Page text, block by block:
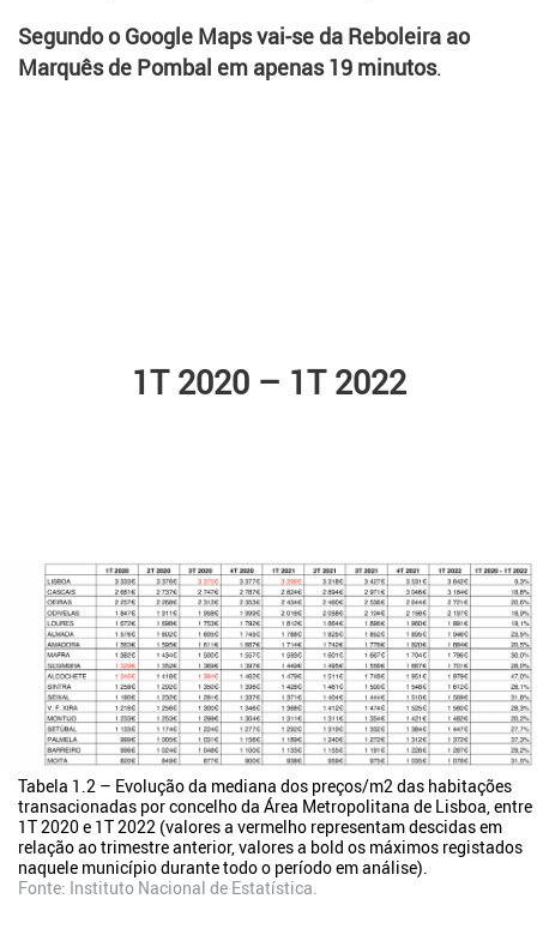
Segundo o Google Maps vai-se da Reboleira ao
Marquês de Pombal em apenas 19 minutos.
1T 2020 – 1T 2022
Tabela 1.2 – Evolução da mediana dos preços/m2 das habitações
transacionadas por concelho da Área Metropolitana de Lisboa, entre
1T 2020 e 1T 2022 (valores a vermelho representam descidas em
relação ao trimestre anterior, valores a bold os máximos registados
naquele município durante todo o período em análise).
Fonte: Instituto Nacional de Estatística.